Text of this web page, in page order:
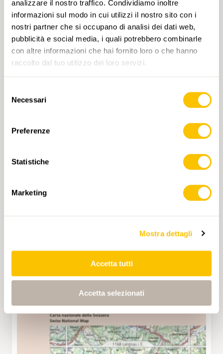
analizzare il nostro traffico. Condividiamo inoltre
informazioni sul modo in cui utilizzi il nostro sito con i
nostri partner che si occupano di analisi dei dati web,
pubblicità e social media, i quali potrebbero combinarle
con altre informazioni che hai fornito loro o che hanno
raccolto dal tuo utilizzo dei loro servizi.
delNecessari
Preferenze
Statistiche
Marketing
Mostra dettagli
Accetta tutti
Accetta selezionati